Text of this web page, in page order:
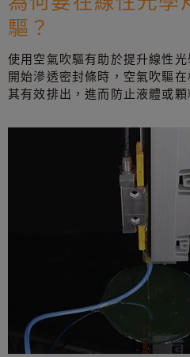
驅？
使用空氣吹驅有助於提升線性
開始滲透密封條時，空氣吹驅
其有效排出，進而防止液體或顆